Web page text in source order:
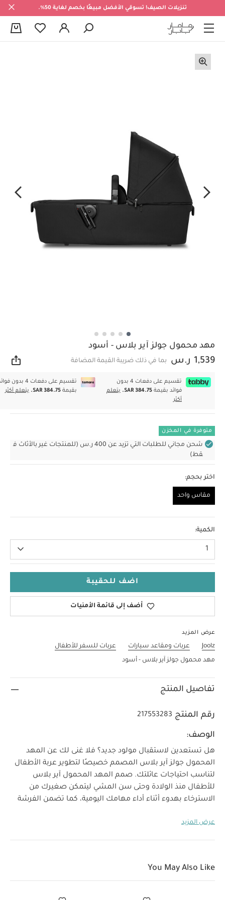
تنزيلات الصيف! تسوقي الأفضل مبيعًا بخصم لغاية 50%.
مهد محمول جولز آير بلاس - أسود
1,539 ر.س بما في ذلك ضريبة القيمة المضافة
تقسيم على دفعات 4 بدون
فوائد بقيمة SAR 384.75.
يتعلم
أكثر
تقسيم على دفعات 4 بدون
بقيمةSAR 384.75. يتعلم أكثر
متوفرة في المخزن
شحن مجاني للطلبات التي تزيد عن 400 ر.س (للمنتجات غير بالأثاث ف
قط)
اختر بحجم:
مقاس واحد
الكمية:
1
اضف للحقيبة
أضف إلى قائمة الأمنيات
عرض المزيد
Joolz عربات ومقاعد سيارات
عربات للسفر للأطفال
مهد محمول جولز آير بلاس - أسود
تفاصيل المنتج
رقم المنتج 217553283
الوصف:
هل تستعدين لاستقبال مولود جديد؟ فلا غنى لك عن المهد
المحمول جولز آير بلاس المصمم خصيصًا لتطوير عربة الأطفال
لتناسب احتياجات عائلتك. صمم المهد المحمول آير بلاس
للأطفال منذ الولادة وحتى سن المشي ليتمكن صغيرك من
الاسترخاء بهدوء أثناء أداء مهامك اليومية، كما تضمن الفرشة
ممارسة الرياضة أو الاستجمام في الهواء الطلق بفضل فتحات
لتخزينها في الممرات أو صندوق السيارة أو الخزانة دون
وضع عربة الأطفال إلى تخزينها دون عناء.
سيكون مهد جولز آير
عرض المزيد
You May Also Like